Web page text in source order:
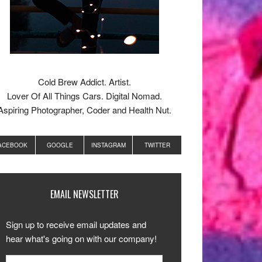
Cold Brew Addict. Artist.
Lover Of All Things Cars. Digital Nomad.
Photographer, Coder and Health Nut.
GOOGLE INSTAGRAM TWITTER
EMAIL NEWSLETTER
Sign up to receive email updates and
hear what's going on with our company!